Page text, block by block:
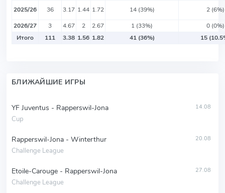
2025/26
36 3.17 1.44 1.72 14 (39%)
2 (6%)
2026/27
3 4.67 2 2.67 1 (33%)
0 (0%)
Итого
111 3.38 1.56 1.82 41 (36%) 15
БЛИЖАЙШИЕ ИГРЫ
YF Juventus - Rapperswil-Jona
Cup
14.08
Rapperswil-Jona - Winterthur
Challenge League
20.08
Etoile-Carouge - Rapperswil-Jona
Challenge League
27.08